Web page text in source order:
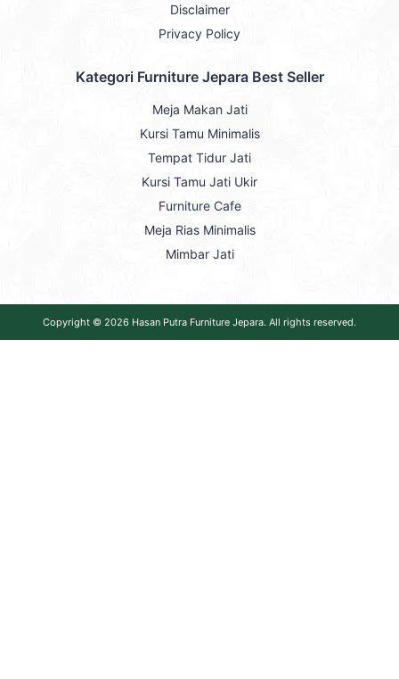
Disclaimer
Privacy Policy
Kategori Furniture Jepara Best Seller
Meja Makan Jati
Kursi Tamu Minimalis
Tempat Tidur Jati
Kursi Tamu Jati Ukir
Furniture Cafe
Meja Rias Minimalis
Mimbar Jati
Copyright © 2026 Hasan Putra Furniture Jepara. All rights reserved.